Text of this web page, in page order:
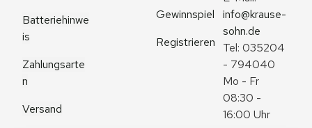
Batteriehinwe
is
Zahlungsarte
n
Versand
Gewinnspiel
Registrieren
info@krause-
sohn.de
Tel: 035204
- 794040
Mo - Fr
08:30 -
16:00 Uhr